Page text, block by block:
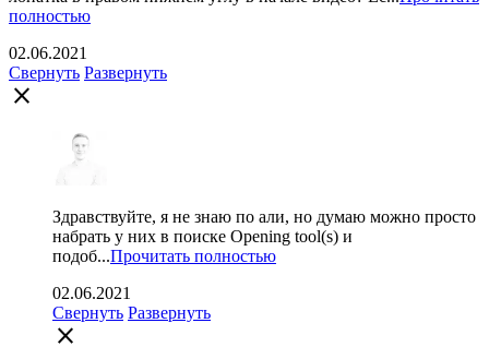
полностью
02.06.2021
Свернуть Развернуть
close
Здравствуйте, я не знаю по али, но думаю можно просто
набрать у них в поиске Opening tool(s) и
подоб...Прочитать полностью
02.06.2021
Свернуть Развернуть
close